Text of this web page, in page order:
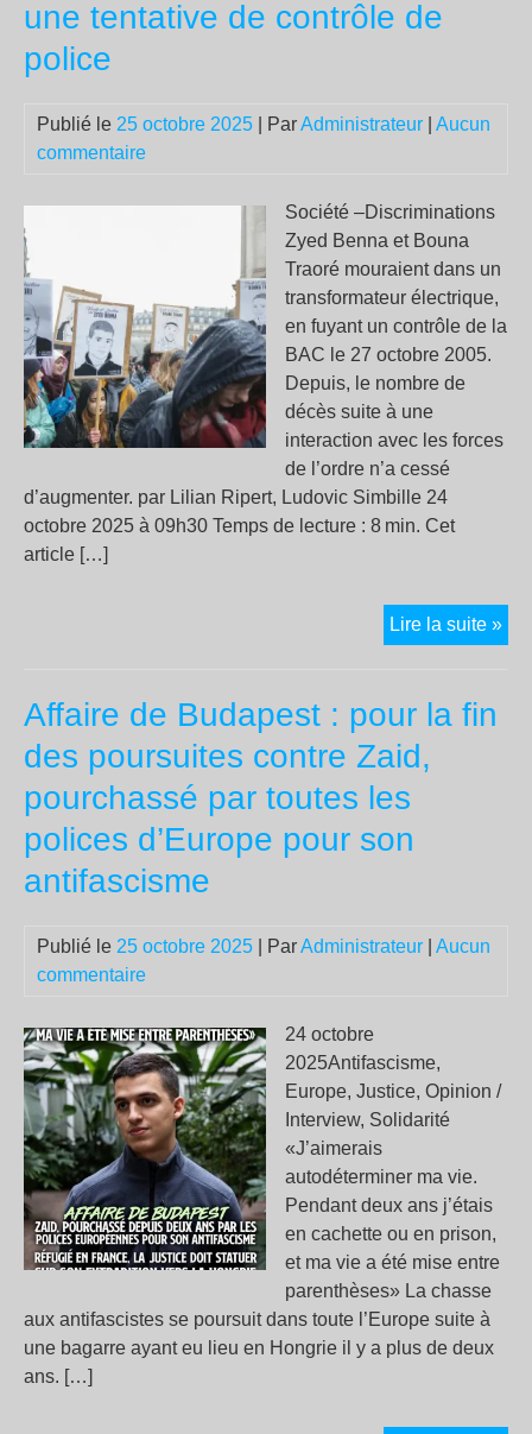
une tentative de contrôle de
police
Publié le 25 octobre 2025 | ParAdministrateur
Aucun
commentaire
Société –Discriminations
Zyed Benna et Bouna
Traoré mouraient dans un
transformateur électrique,
en fuyant un contrôle de la
BAC le 27 octobre 2005.
Depuis, le nombre de
décès suite à une
interaction avec les forces
de l’ordre n’a cessé
d’augmenter. par Lilian Ripert, Ludovic Simbille 24
octobre 2025 à 09h30 Temps de lecture : 8 min. Cet
article […]
Lire la suite »
Affaire de Budapest : pour la fin
des poursuites contre Zaid,
pourchassé par toutes les
polices d’Europe pour son
antifascisme
Publié le 25 octobre 2025 | ParAdministrateur
Aucun
commentaire
24 octobre
2025Antifascisme,
Europe, Justice, Opinion /
Interview, Solidarité
«J’aimerais
autodéterminer ma vie.
Pendant deux ans j’étais
en cachette ou en prison,
et ma vie a été mise entre
parenthèses» La chasse
aux antifascistes se poursuit dans toute l’Europe suite à
une bagarre ayant eu lieu en Hongrie il y a plus de deux
ans. […]